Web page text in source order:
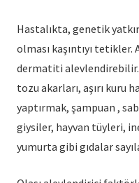
Hastalıkta, genetik
olması kaşıntıyı
dermatiti alevlendirebilir.
tozu akarları, aşırı kuru
yaptırmak, şampuan ,
giysiler, hayvan tüyleri,
yumurta gibi gıdalar